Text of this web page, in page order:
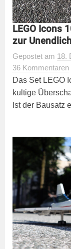
LEGO Icons
zur
Gepostet am 18.
36 Kommentaren
Das Set LEGO
kultige
Ist der Bausatz